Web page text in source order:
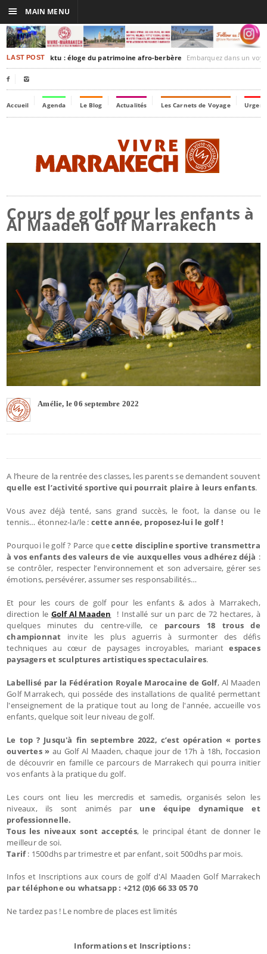
LAST POSTTimbuktu : éloge du patrimoine afro-berbère Embarquez dans un voyage culturel dans le
 
Accueil Agenda Le Blog Actualités Les Carnets de Voyage
Cours de golf pour les enfants à
Al Maaden Golf Marrakech
Amélie, le 06 septembre 2022
A l’heure de la rentrée des classes, les parents se demandent souvent
quelle est l’activité sportive qui pourrait plaire à leurs enfants.
Vous avez déjà tenté, sans grand succès, le foot, la danse ou le
tennis… étonnez-la/le : cette année, proposez-lui le golf !
Pourquoi le golf ? Parce quecette discipline sportive transmettra
à vos enfants des valeurs de vie auxquelles vous adhérez déjà :
se contrôler, respecter l’environnement et son adversaire, gérer ses
émotions, persévérer, assumer ses responsabilités…
Et pour les cours de golf pour les enfants & ados à Marrakech,
direction le Golf Al Maaden ! Installé sur un parc de 72 hectares, à
quelques minutes du centre-ville, ce parcours 18 trous de
championnat invite les plus aguerris à surmonter des défis
techniques au cœur de paysages incroyables, mariantespaces
paysagers et sculptures artistiques spectaculaires.
Labellisé par la Fédération Royale Marocaine de Golf, Al Maaden
Golf Marrakech, qui posséde des installations de qualité permettant
l'enseignement de la pratique tout au long de l'année, accueille vos
enfants, quelque soit leur niveau de golf.
Le top ? Jusqu'à fin septembre 2022, c’est opération « portes
ouvertes » au Golf Al Maaden, chaque jour de 17h à 18h, l’occasion
de découvrir en famille ce parcours de Marrakech qui pourra initier
vos enfants à la pratique du golf.
Les cours ont lieu les mercredis et samedis, organisés selon les
niveaux, ils sont animés par une équipe dynamique et
professionnelle.
Tous les niveaux sont acceptés, le principal étant de donner le
meilleur de soi.
Tarif: 1500dhs par trimestre et par enfant, soit 500dhs par mois.
Infos et Inscriptions aux cours de golf d'Al Maaden Golf Marrakech
par téléphone ou whatsapp : +212 (0)6 66 33 05 70
Ne tardez pas ! Le nombre de places est limités
Informations et Inscriptions :
☰ MAIN MENU